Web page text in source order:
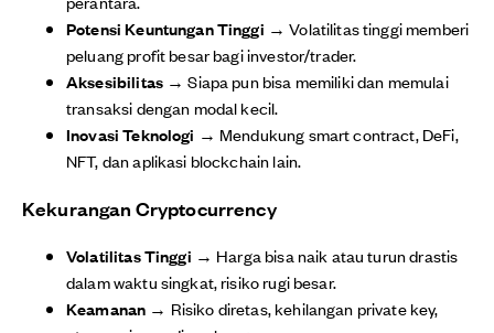
Potensi Keuntungan Tinggi → Volatilitas tinggi memberi
peluang profit besar bagi investor/trader.
Aksesibilitas→ Siapa pun bisa memiliki dan memulai
transaksi dengan modal kecil.
Inovasi Teknologi → Mendukung smart contract, DeFi,
NFT, dan aplikasi blockchain lain.
Kekurangan Cryptocurrency
Volatilitas Tinggi → Harga bisa naik atau turun drastis
dalam waktu singkat, risiko rugi besar.
Keamanan → Risiko diretas, kehilangan private key,